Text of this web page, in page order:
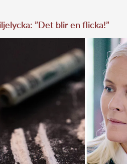
”Det blir en flicka!”